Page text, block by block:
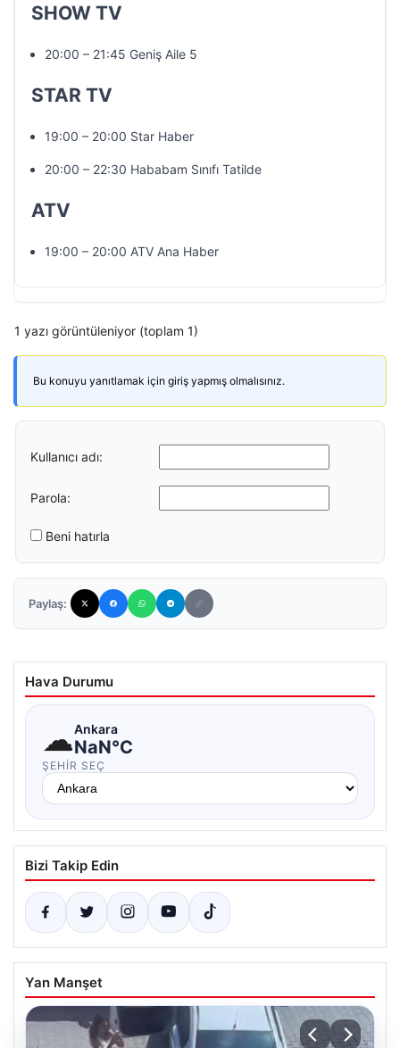
SHOW TV
20:00 – 21:45 Geniş Aile 5
STAR TV
19:00 – 20:00 Star Haber
20:00 – 22:30 Hababam Sınıfı Tatilde
ATV
19:00 – 20:00 ATV Ana Haber
1 yazı görüntüleniyor (toplam 1)
Bu konuyu yanıtlamak için giriş yapmış olmalısınız.
Kullanıcı adı:
Parola:
Beni hatırla
Paylaş:
Hava Durumu
☁Ankara
NaN°C
ŞEHIR SEÇ
Bizi Takip Edin
Yan Manşet